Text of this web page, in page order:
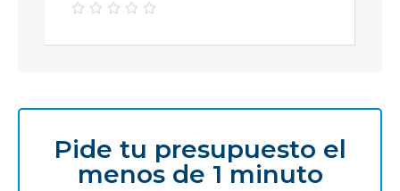
    
Pide tu presupuesto el
menos de 1 minuto